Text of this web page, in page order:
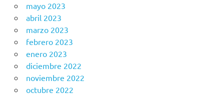
mayo 2023
abril 2023
marzo 2023
febrero 2023
enero 2023
diciembre 2022
noviembre 2022
octubre 2022